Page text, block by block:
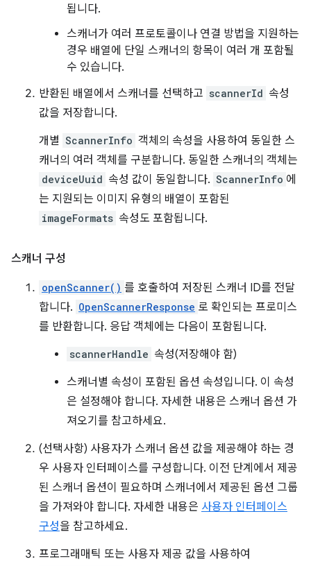
됩니다.
스캐너가 여러 프로토콜이나 연결 방법을 지원하는
경우 배열에 단일 스캐너의 항목이 여러 개 포함될
수 있습니다.
반환된 배열에서 스캐너를 선택하고 scannerId 속성
값을 저장합니다.
개별 ScannerInfo 객체의 속성을 사용하여 동일한 스
캐너의 여러 객체를 구분합니다. 동일한 스캐너의 객체는
deviceUuid 속성 값이 동일합니다. ScannerInfo 에
는 지원되는 이미지 유형의 배열이 포함된
imageFormats 속성도 포함됩니다.
스캐너 구성
openScanner() 를 호출하여 저장된 스캐너 ID를 전달
합니다. OpenScannerResponse 로 확인되는 프로미스
를 반환합니다. 응답 객체에는 다음이 포함됩니다.
scannerHandle 속성(저장해야 함)
스캐너별 속성이 포함된 옵션 속성입니다. 이 속성
은 설정해야 합니다. 자세한 내용은 스캐너 옵션 가
져오기를 참고하세요.
(선택사항) 사용자가 스캐너 옵션 값을 제공해야 하는 경
우 사용자 인터페이스를 구성합니다. 이전 단계에서 제공
된 스캐너 옵션이 필요하며 스캐너에서 제공된 옵션 그룹
을 가져와야 합니다. 자세한 내용은 사용자 인터페이스
구성을 참고하세요.
프로그래매틱 또는 사용자 제공 값을 사용하여